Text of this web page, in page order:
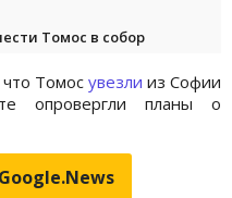
Томос в собор
Томос увезли из Софии
опровергли планы о